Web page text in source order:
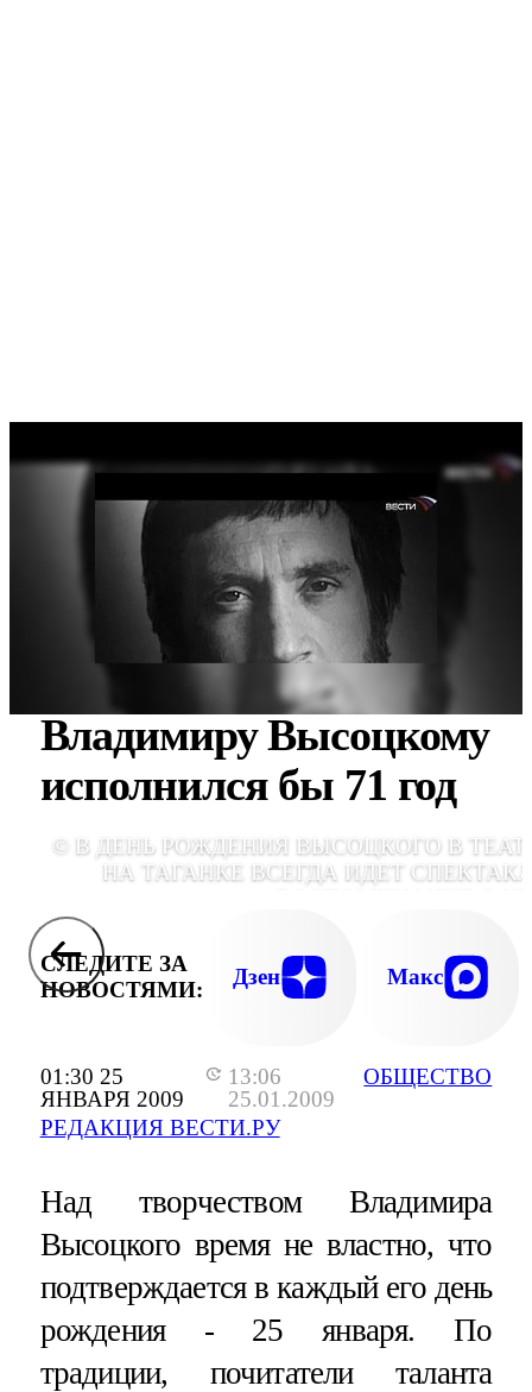
01:30 25
ЯНВАРЯ 2009
13:06
25.01.2009
РЕДАКЦИЯ ВЕСТИ.РУ
ОБЩЕСТВО
Владимиру Высоцкому
исполнился бы 71 год
© В ДЕНЬ РОЖДЕНИЯ ВЫСОЦКОГО В
НА ТАГАНКЕ ВСЕГДА ИДЕТ
СЛЕДИТЕ ЗА
НОВОСТЯМИ:
Дзен Макс
Над творчеством Владимира
Высоцкого время не властно, что
подтверждается в каждый его день
рождения - 25 января. По
традиции, почитатели таланта